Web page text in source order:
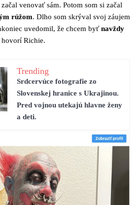
venovať sám. Potom som si začal
rúžom. Dlho som skrýval svoj záujem
uvedomil, že chcem byť navždy
hovorí Richie.
Trending
Srdcervúce fotografie zo
Slovenskej hranice s Ukrajinou.
Pred vojnou utekajú hlavne ženy
a deti.